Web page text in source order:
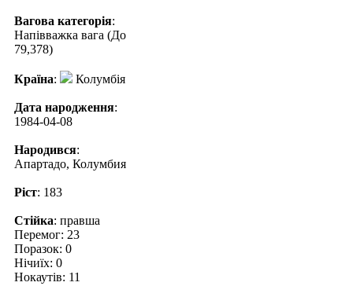
Вагова категорія:
Напівважка вага (До
79,378)
Країна: Колумбія
Дата народження:
1984-04-08
Народився:
Апартадо, Колумбия
Ріст: 183
Стійка: правша
Перемог: 23
Поразок: 0
Нічиїх: 0
Нокаутів: 11